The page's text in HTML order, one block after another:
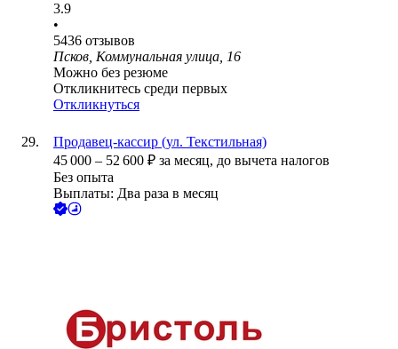
3.9
•
5436 отзывов
Псков, Коммунальная улица, 16
Можно без резюме
Откликнитесь среди первых
Откликнуться
Продавец-кассир (ул. Текстильная)
45 000 – 52 600 ₽ за месяц, до вычета налогов
Без опыта
Выплаты: Два раза в месяц